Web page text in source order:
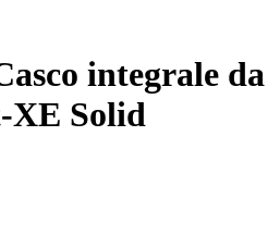
integrale da
XE Solid